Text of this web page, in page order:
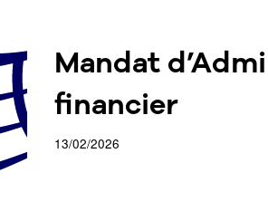
Mandat
financier
13/02/2026